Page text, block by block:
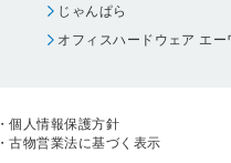
じゃんぱら
オフィスハードウェア エー
・個人情報保護方針
・古物営業法に基づく表示